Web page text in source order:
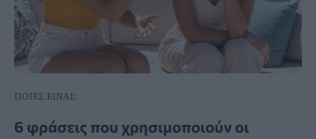
ΠΟΙΕΣ ΕΙΝΑΙ;
6 φράσεις που χρησιμοποιούν οι